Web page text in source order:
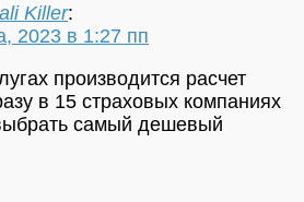
Killer:
2023 в 1:27 пп
производится расчет
в 15 страховых компаниях
самый дешевый